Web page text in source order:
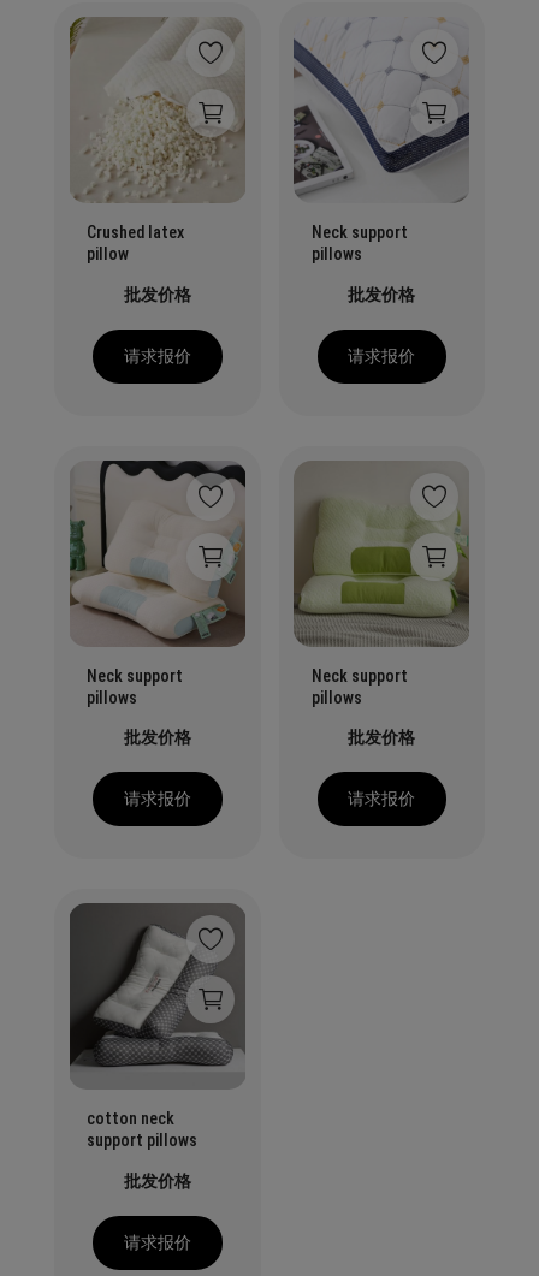
Crushed latex
pillow
批发价格
请求报价
Neck support
pillows
批发价格
请求报价
Neck support
pillows
批发价格
请求报价
Neck support
pillows
批发价格
请求报价
cotton neck
support pillows
批发价格
请求报价